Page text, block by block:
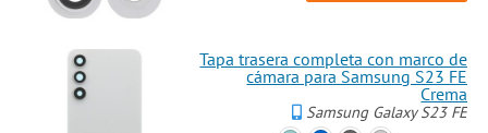
Tapa trasera completa con marco de
cámara para Samsung S23 FE
Crema
Samsung Galaxy S23 FE